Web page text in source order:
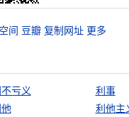
间 豆瓣 复制网址 更多
亏义 利事
利他主